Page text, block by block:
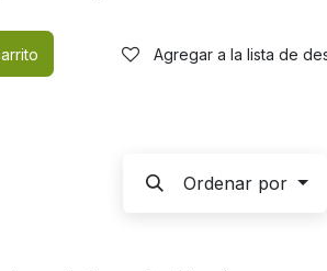
Agregar a la lista de
Ordenar por